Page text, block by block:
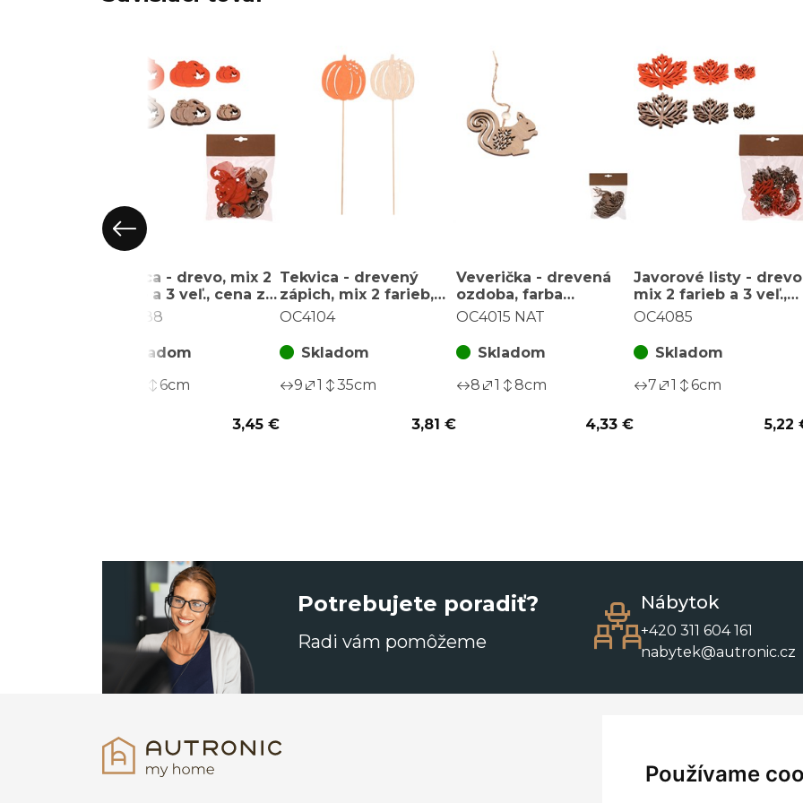
Používame
Tekvica - drevo, mix 2
farieb a 3 veľ., cena za
balenie (18 ks)
OC4088
Skladom
6cm
3,45 €
Tekvica - drevený
zápich, mix 2 farieb,
cena za balenie (6 ks)
OC4104
Skladom
9
1 35cm
3,81 €
Veverička - drevená
ozdoba, farba
prírodná, cena za
OC4015 NAT
Skladom
8
1 8cm
4,33 €
Javorové listy -
mix 2 farieb a 3 veľ.,
cena za balenie (18 ks)
OC4085
Skladom
7
1 6cm
5,22
Potrebujete poradiť?
Radi vám pomôžeme
Nábytok
+420 311 604 161
nabytek@autronic.cz